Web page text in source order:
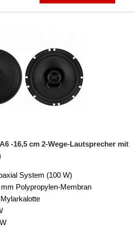
-16,5 cm 2-Wege-Lautsprecher mit
System (100 W)
Polypropylen-Membran